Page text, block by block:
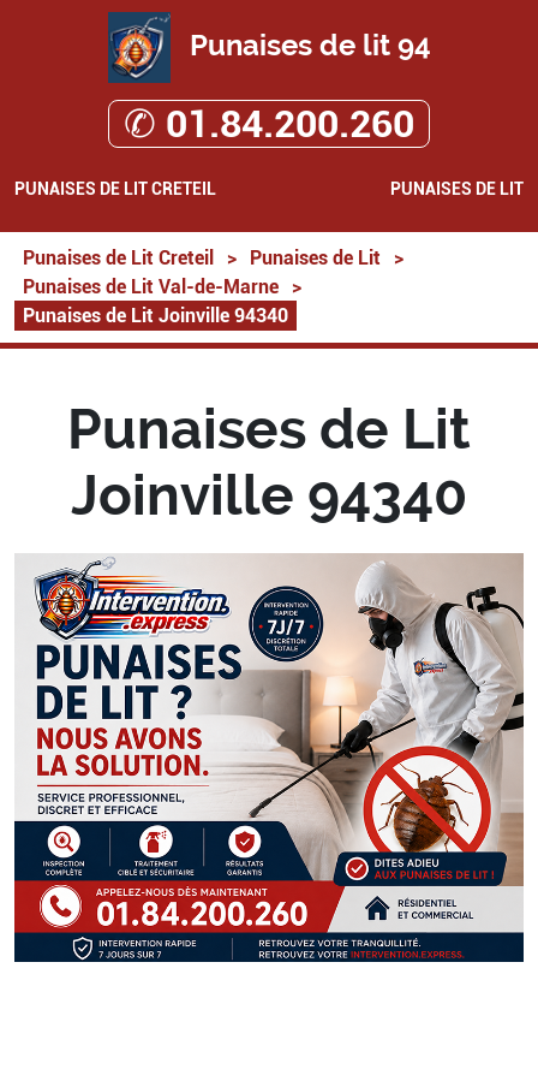
Punaises de lit 94
✆ 01.84.200.260
PUNAISES DE LIT CRETEIL PUNAISES DE LIT
Punaises de Lit Creteil > Punaises de Lit
>
Punaises de Lit Val-de-Marne
>
Punaises de Lit Joinville 94340
Punaises de Lit
Joinville 94340